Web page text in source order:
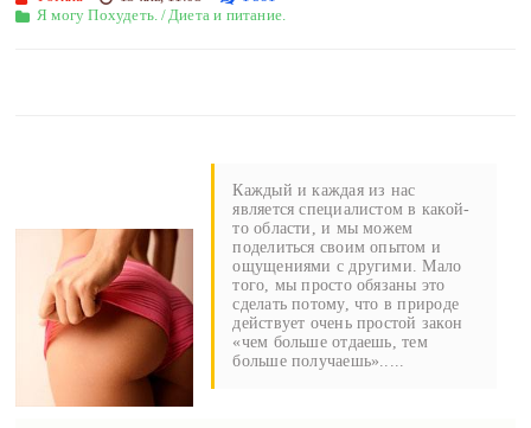
Я могу Похудеть. /Диета и питание.
Каждый и каждая из нас
является специалистом в какой-
то области, и мы можем
поделиться своим опытом и
ощущениями с другими. Мало
того, мы просто обязаны это
сделать потому, что в природе
действует очень простой закон
«чем больше отдаешь, тем
больше получаешь».....